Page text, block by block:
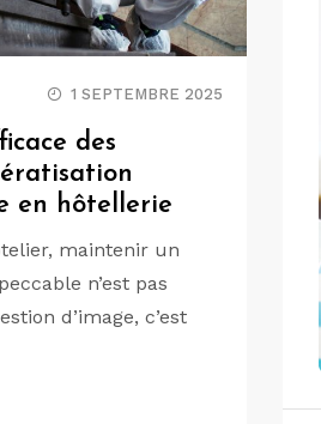
1 SEPTEMBRE 2025
des
en hôtellerie
maintenir un
n’est pas
d’image, c’est